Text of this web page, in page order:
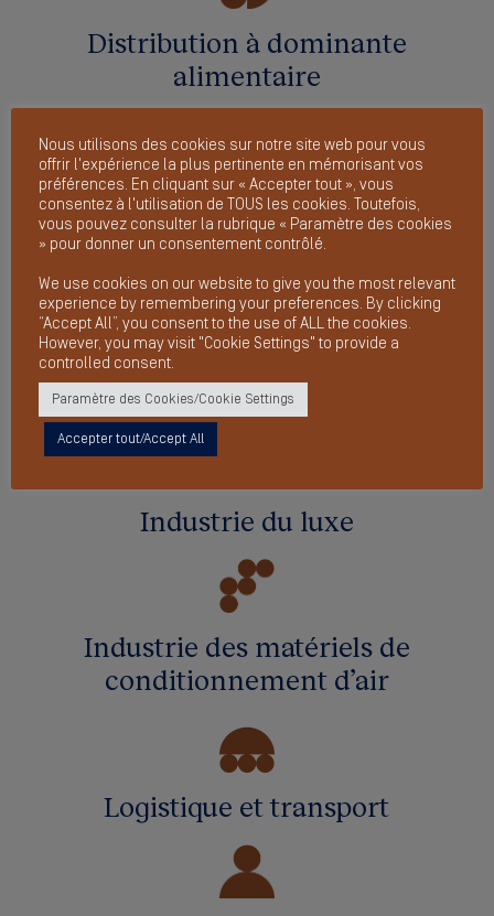
Distribution à dominante
alimentaire
Produits de grande
consommation
Technologies, médias et
télécommunications
Industrie du luxe
Industrie des matériels de
conditionnement d’air
Logistique et transport
Nous utilisons des cookies sur notre site web pour vous
offrir l'expérience la plus pertinente en mémorisant vos
préférences. En cliquant sur « Accepter tout », vous
consentez à l'utilisation de TOUS les cookies. Toutefois,
vous pouvez consulter la rubrique « Paramètre des cookies
» pour donner un consentement contrôlé.
We use cookies on our website to give you the most relevant
experience by remembering your preferences. By clicking
“Accept All”, you consent to the use of ALL the cookies.
However, you may visit "Cookie Settings" to provide a
controlled consent.
Paramètre des Cookies/Cookie Settings
Accepter tout/Accept All